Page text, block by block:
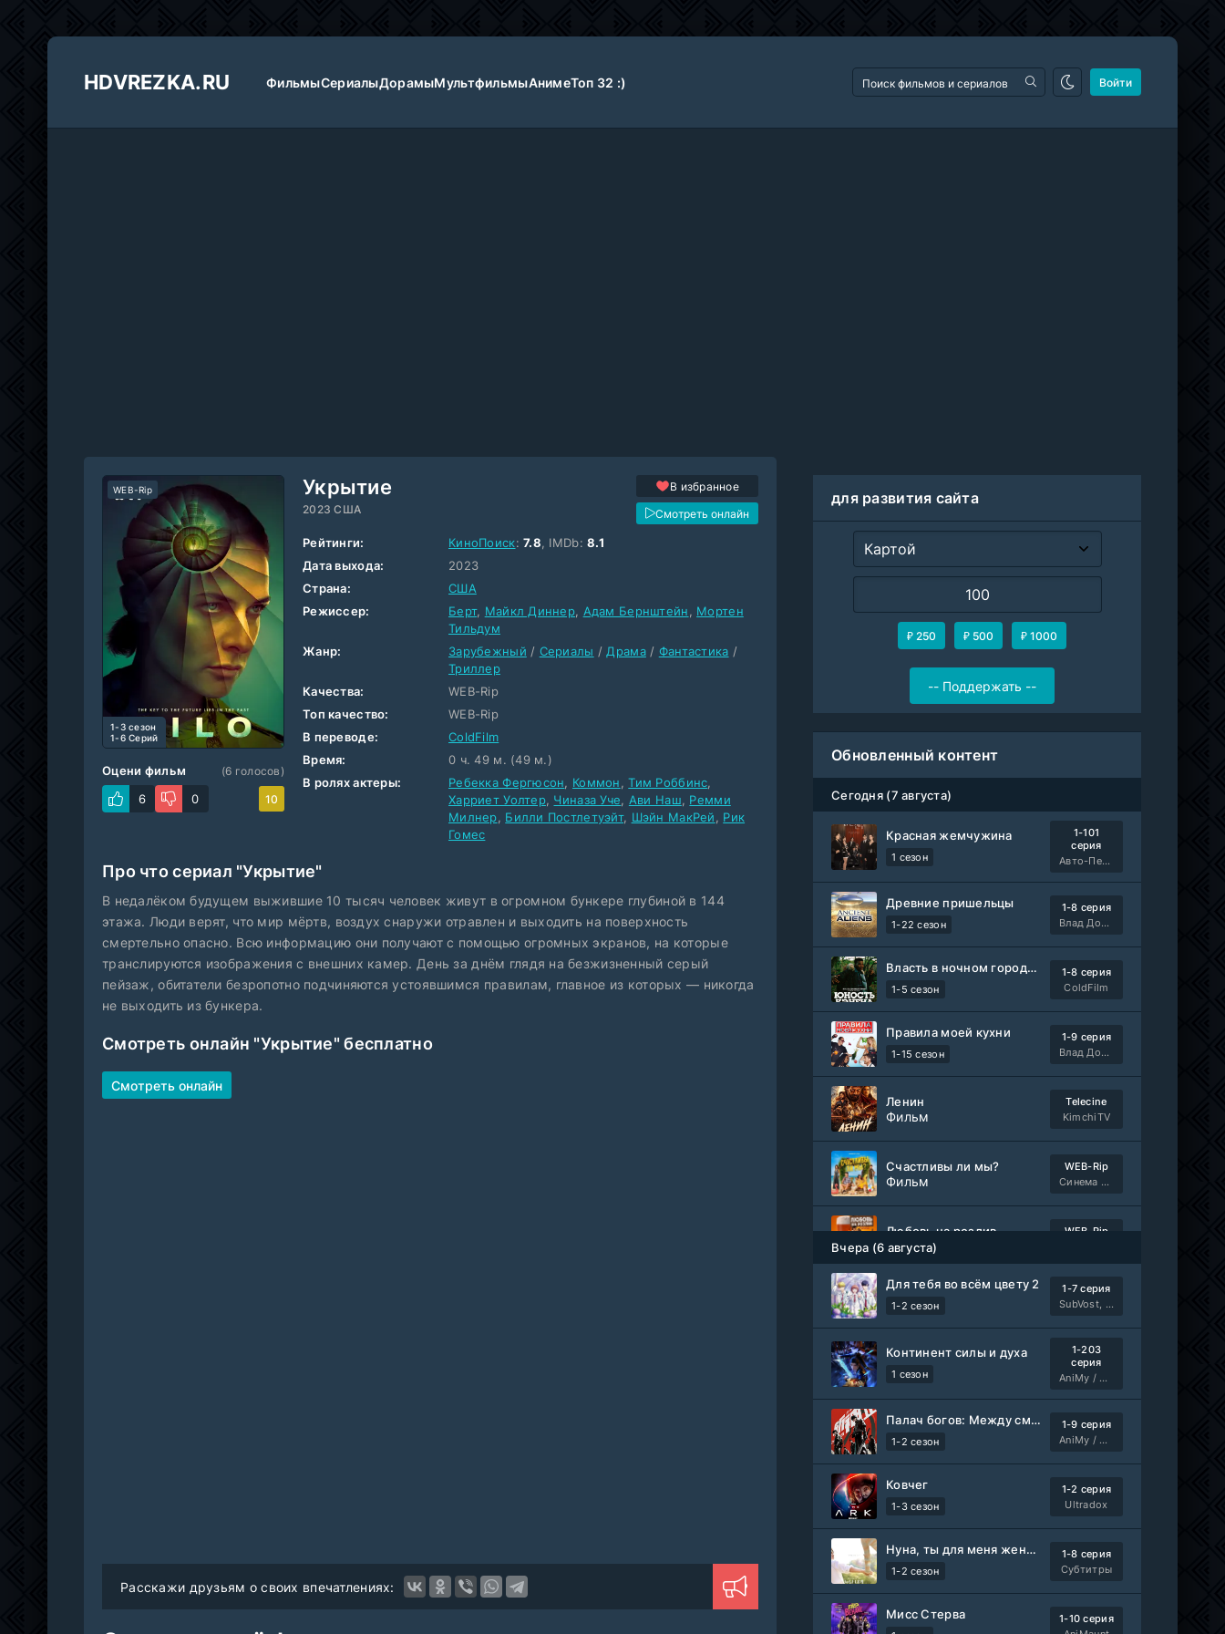
HDVREZKA.RU ФильмыСериалыДорамыМультфильмыАнимеТоп 32 :) Войти
Укрытие
2023 США
В избранное
Смотреть онлайн
WEB-Rip
1-3 cезон
1-6 Серий
Оцени фильм
6
0
(6 голосов)
10
Рейтинги: КиноПоиск:7.8, IMDb:8.1
Дата выхода:
2023
Страна:
США
Режиссер:
Берт, Майкл Диннер, Адам Бернштейн , Мортен
Тильдум
Жанр:
Зарубежный / Сериалы / Драма/ Фантастика /
Триллер
Качества:
WEB-Rip
Топ качество:
WEB-Rip
В переводе:
ColdFilm
Время:
0 ч. 49 м. (49 м.)
В ролях актеры:
Ребекка Фергюсон, Коммон ,Тим Роббинс,
Харриет Уолтер, Чиназа Уче, Ави Наш, Ремми
Милнер, Билли Постлетуэйт, Шэйн МакРей , Рик
Гомес
Про что сериал "Укрытие"
В недалёком будущем выжившие 10 тысяч человек живут в огромном бункере глубиной в 144
этажа. Люди верят, что мир мёртв, воздух снаружи отравлен и выходить на поверхность
смертельно опасно. Всю информацию они получают с помощью огромных экранов, на которые
транслируются изображения с внешних камер. День за днём глядя на безжизненный серый
пейзаж, обитатели безропотно подчиняются устоявшимся правилам, главное из которых — никогда
не выходить из бункера.
Смотреть онлайн "Укрытие" бесплатно
Смотреть онлайн
Расскажи друзьям о своих впечатлениях:
для развития сайта
₽ 250 ₽ 500 ₽ 1000
Обновленный контент
Сегодня (7 августа)
Красная жемчужина
1 сезон
1-101
серия
Авто-Перевод
Древние пришельцы
1-22 сезон
1-8 серия
Влад Дорф
Власть в ночном городе. Книга третья: Юность Кэнена
1-5 сезон
1-8 серия
ColdFilm
Правила моей кухни
1-15 сезон
1-9 серия
Влад Дорф
Ленин
Фильм
Telecine
KimchiTV
Счастливы ли мы?
Фильм
WEB-Rip
Синема УС
Любовь на розлив
Фильм
WEB-Rip
Ольмо
Фильм
WEB-Rip
@MUZOBOZ@
Наши счастливые дни
1 сезон
1-92
серия
Авто-Перевод
Последний повар
1 сезон
1-28
серия
Шугар
1-8 серия
ColdFilm
Свидания с Элис Перес
1-9 серия
AniMaunt
Вчера (6 августа)
Для тебя во всём цвету 2
1-2 сезон
1-7 серия
SubVost, Манипулятор
Континент силы и духа
1 сезон
1-203
серия
AniMy / RuChiMe
Палач богов: Между смертным и божественным царством 2
1-2 сезон
1-9 серия
AniMy / RuChiMe
Ковчег
1-3 сезон
1-2 серия
Ultradox
Нуна, ты для меня женщина 2
1-2 сезон
1-8 серия
Субтитры
Мисс Стерва
1-10 серия